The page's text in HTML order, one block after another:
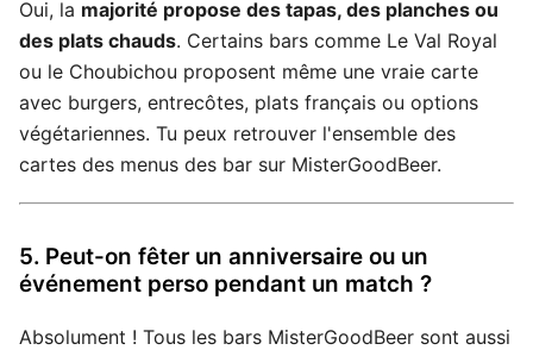
Oui, la majorité propose des tapas, des planches ou
des plats chauds. Certains bars comme Le Val Royal
ou le Choubichou proposent même une vraie carte
avec burgers, entrecôtes, plats français ou options
végétariennes. Tu peux retrouver l'ensemble des
cartes des menus des bar sur MisterGoodBeer.
5. Peut-on fêter un anniversaire ou un
événement perso pendant un match ?
Absolument ! Tous les bars MisterGoodBeer sont aussi